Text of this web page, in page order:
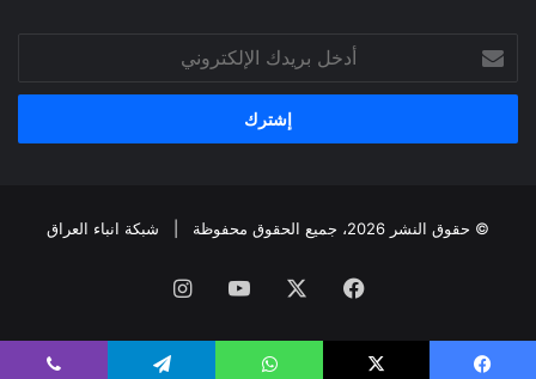
بريدك
الإلكتروني
© حقوق النشر 2026، جميع الحقوق محفوظة | شبكة انباء العراق
فيسبوك ‫YouTubeانستقرام